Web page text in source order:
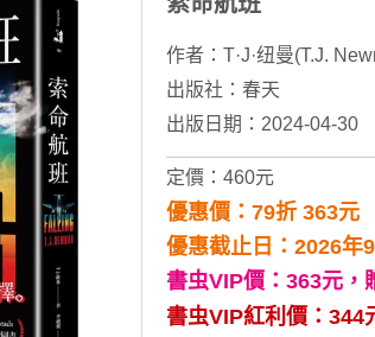
作者： T·J·纽曼(T.J.
出版社： 春天
出版日期：2024-04-30
定價：460元
優惠價：79折 363元
優惠截止日：2026年
書虫VIP價：363元，
書虫VIP紅利價：344